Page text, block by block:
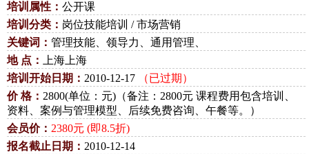
培训属性： 公开课
培训分类： 岗位技能培训 / 市场营销
关键词： 管理技能、领导力、通用管理、
地 点：
上海上海
培训开始日期： 2010-12-17
（已过期）
价 格： 2800(单位：元)（备注：2800元 课程费用包含培训、
资料、案例与管理模型、后续免费咨询、午餐等。）
会员价： 2380元 (即8.5折)
报名截止日期： 2010-12-14